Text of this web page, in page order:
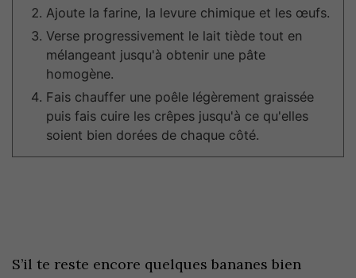
Ajoute la farine, la levure chimique et les œufs.
Verse progressivement le lait tiède tout en
mélangeant jusqu'à obtenir une pâte
homogène.
Fais chauffer une poêle légèrement graissée
puis fais cuire les crêpes jusqu'à ce qu'elles
soient bien dorées de chaque côté.
S’il te reste encore quelques bananes bien